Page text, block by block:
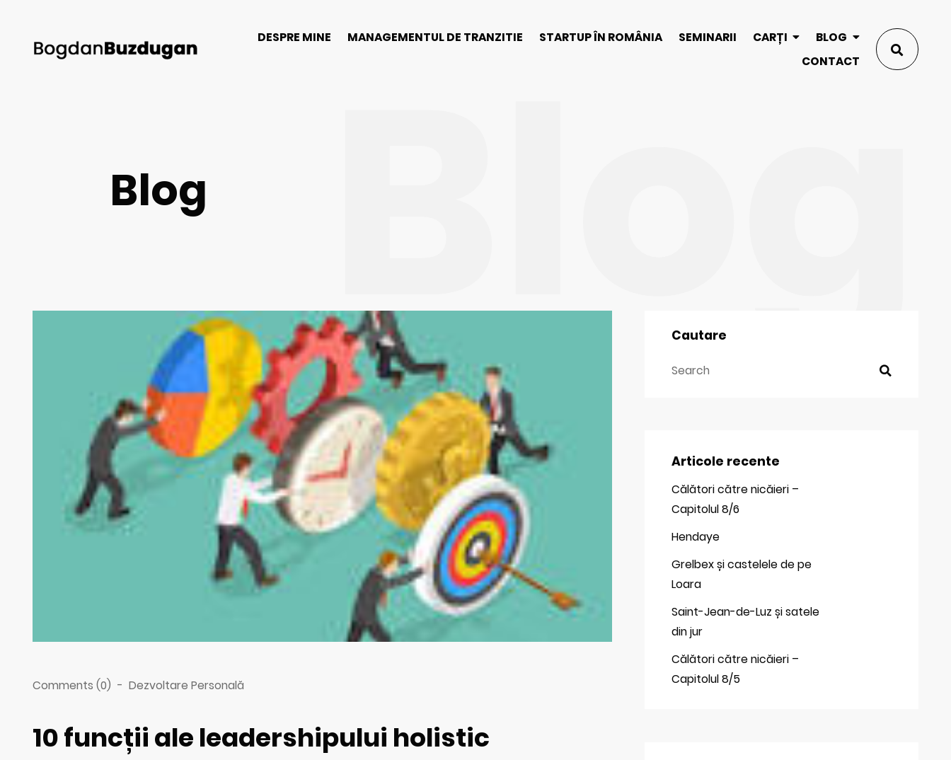
DESPRE MINE MANAGEMENTUL DE TRANZITIE STARTUP ÎN ROMÂNIA SEMINARII CARȚI
BLOG
CONTACT
Blog Blog
Comments (0) - Dezvoltare Personală
10 funcții ale leadershipului holistic
Cautare
Articole recente
Călători către nicăieri –
Capitolul 8/6
Hendaye
Grelbex și castelele de pe
Loara
Saint-Jean-de-Luz și satele
din jur
Călători către nicăieri –
Capitolul 8/5